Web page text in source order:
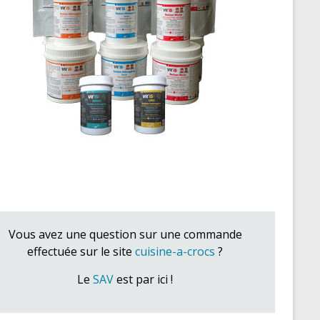
Vous avez une question sur une commande
effectuée sur le site cuisine-a-crocs ?
Le SAVest par ici !